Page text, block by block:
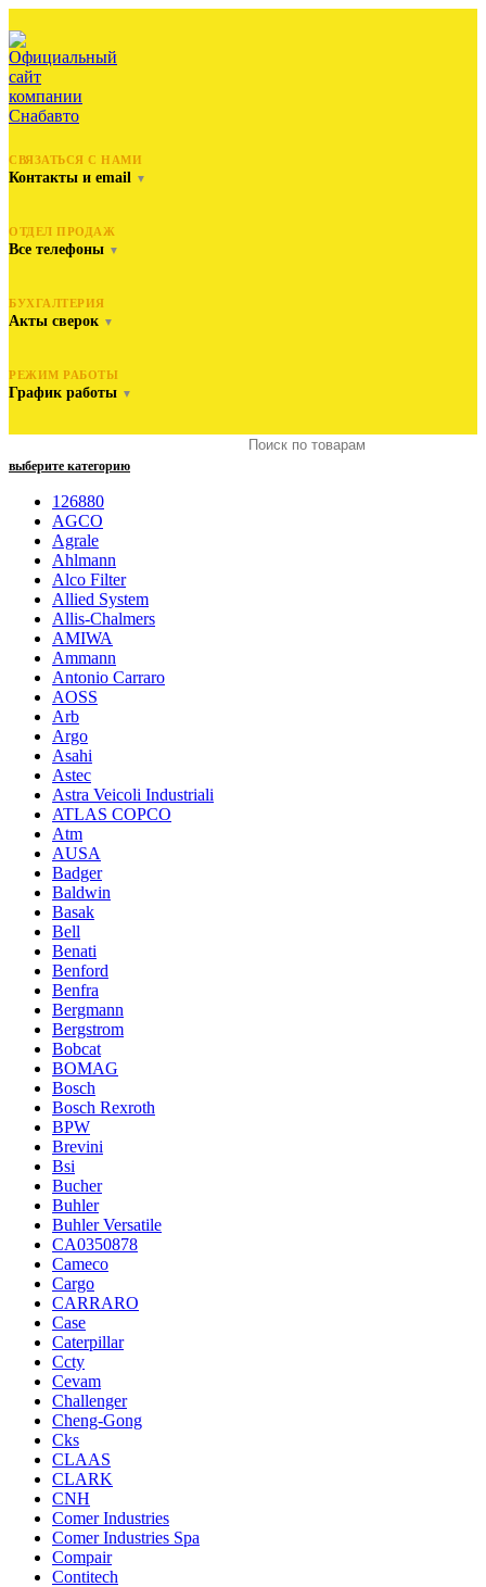
СВЯЗАТЬСЯ С НАМИ
Контакты и email ▼
ОТДЕЛ ПРОДАЖ
Все телефоны ▼
БУХГАЛТЕРИЯ
Акты сверок ▼
РЕЖИМ РАБОТЫ
График работы ▼
выберите категорию
126880
AGCO
Agrale
Ahlmann
Alco Filter
Allied System
Allis-Chalmers
AMIWA
Ammann
Antonio Carraro
AOSS
Arb
Argo
Asahi
Astec
Astra Veicoli Industriali
ATLAS COPCO
Atm
AUSA
Badger
Baldwin
Basak
Bell
Benati
Benford
Benfra
Bergmann
Bergstrom
Bobcat
BOMAG
Bosch
Bosch Rexroth
BPW
Brevini
Bsi
Bucher
Buhler
Buhler Versatile
CA0350878
Cameco
Cargo
CARRARO
Case
Caterpillar
Ccty
Cevam
Challenger
Cheng-Gong
Cks
CLAAS
CLARK
CNH
Comer Industries
Comer Industries Spa
Compair
Contitech